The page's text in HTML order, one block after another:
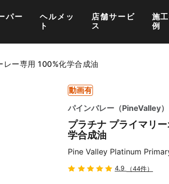
パー
ヘルメッ
ト
店舗サービ
ス
施
例
ー専用 100%化学合成油
動画有
パインバレー（PineValley）
プラチナ プライマリ
学合成油
Pine Valley Platinum
4.9 （44件）